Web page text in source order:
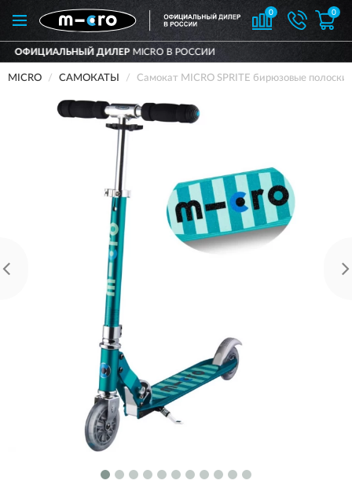
0 0
MICRO В РОССИИ
MICRO САМОКАТЫ Самокат MICRO SPRITE бирюзовые полоски